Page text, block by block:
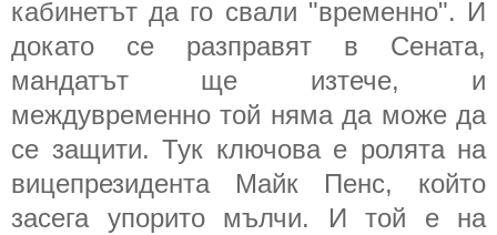
кабинетът да го свали "временно". И
докато се разправят в Сената,
мандатът ще изтече, и
междувременно той няма да може да
се защити. Тук ключова е ролята на
вицепрезидента Майк Пенс, който
засега упорито мълчи. И той е на